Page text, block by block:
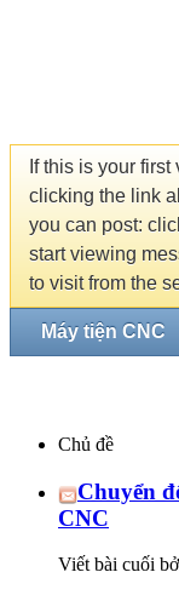
If this is your
clicking the link
you can post:
start viewing
to visit from the
Máy tiện CNC
Chủ đề
Chuyển
CNC
Viết bài cuối